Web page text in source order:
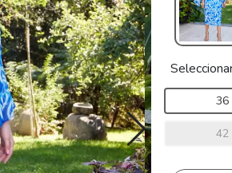
36
42